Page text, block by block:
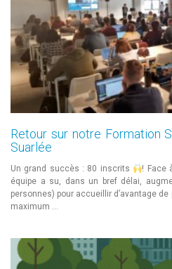
Retour sur notre Formation
Suarlée
Un grand succès : 80 inscrits
! Face
équipe a su, dans un bref délai,
personnes) pour accueillir d’avantage
maximum …